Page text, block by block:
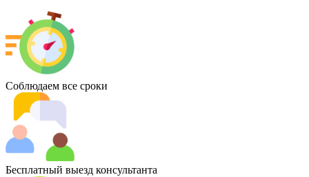
Соблюдаем все сроки
Бесплатный выезд консультанта